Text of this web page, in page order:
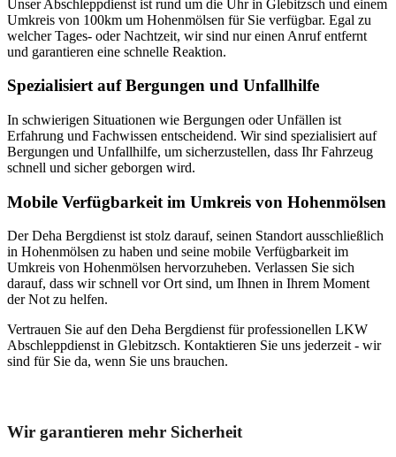
Unser Abschleppdienst ist rund um die Uhr in Glebitzsch und einem
Umkreis von 100km um Hohenmölsen für Sie verfügbar. Egal zu
welcher Tages- oder Nachtzeit, wir sind nur einen Anruf entfernt
und garantieren eine schnelle Reaktion.
Spezialisiert auf Bergungen und Unfallhilfe
In schwierigen Situationen wie Bergungen oder Unfällen ist
Erfahrung und Fachwissen entscheidend. Wir sind spezialisiert auf
Bergungen und Unfallhilfe, um sicherzustellen, dass Ihr Fahrzeug
schnell und sicher geborgen wird.
Mobile Verfügbarkeit im Umkreis von Hohenmölsen
Der Deha Bergdienst ist stolz darauf, seinen Standort ausschließlich
in Hohenmölsen zu haben und seine mobile Verfügbarkeit im
Umkreis von Hohenmölsen hervorzuheben. Verlassen Sie sich
darauf, dass wir schnell vor Ort sind, um Ihnen in Ihrem Moment
der Not zu helfen.
Vertrauen Sie auf den Deha Bergdienst für professionellen LKW
Abschleppdienst in Glebitzsch. Kontaktieren Sie uns jederzeit - wir
sind für Sie da, wenn Sie uns brauchen.
Wir garantieren mehr Sicherheit